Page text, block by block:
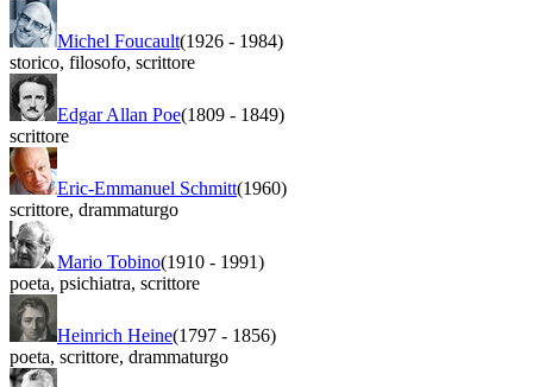
Michel Foucault(1926 - 1984)
storico, filosofo, scrittore
Edgar Allan Poe(1809 - 1849)
scrittore
Eric-Emmanuel Schmitt(1960)
scrittore, drammaturgo
Mario Tobino(1910 - 1991)
poeta, psichiatra, scrittore
Heinrich Heine(1797 - 1856)
poeta, scrittore, drammaturgo